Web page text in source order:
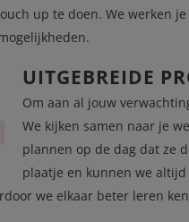
up te doen. We werken
UITGEBREIDE
Om aan al jouw
We kijken samen naar je
plannen op de dag dat ze
plaatje en kunnen we
we elkaar beter leren